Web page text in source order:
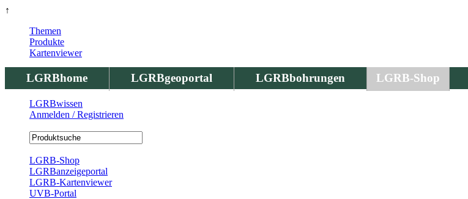
↑
LGRBhome LGRBgeoportal LGRBbohrungen LGRB-Shop
Themen
Produkte
Kartenviewer
LGRBwissen
Anmelden / Registrieren
LGRB-Shop
LGRBanzeigeportal
LGRB-Kartenviewer
UVB-Portal